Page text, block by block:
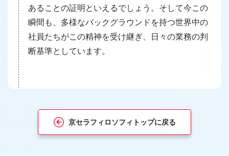
あることの証明といえるでしょう。そして今この
瞬間も、多様なバックグラウンドを持つ世界中の
社員たちがこの精神を受け継ぎ、日々の業務の判
断基準としています。
京セラフィロソフィトップに戻る